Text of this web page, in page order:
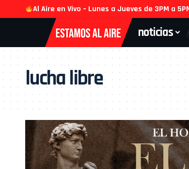
Al Aire en Vivo – Lunes a Jueves de 3PM a
noticias
lucha libre